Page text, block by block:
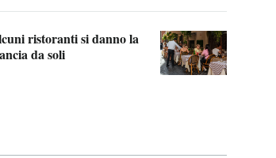
ristoranti si danno la
da soli